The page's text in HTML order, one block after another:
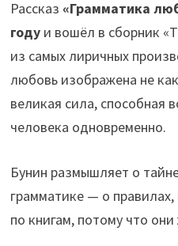
Рассказ «Грамматика
годуи вошёл в сборник
из самых лиричных
любовь изображена не
великая сила, способная
человека одновременно.
Бунин размышляет о
грамматике — о
по книгам, потому что